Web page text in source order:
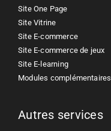
Site One Page
Site Vitrine
Site E-commerce
Site E-commerce de jeux
Site E-learning
Modules complémentaires
Autres services